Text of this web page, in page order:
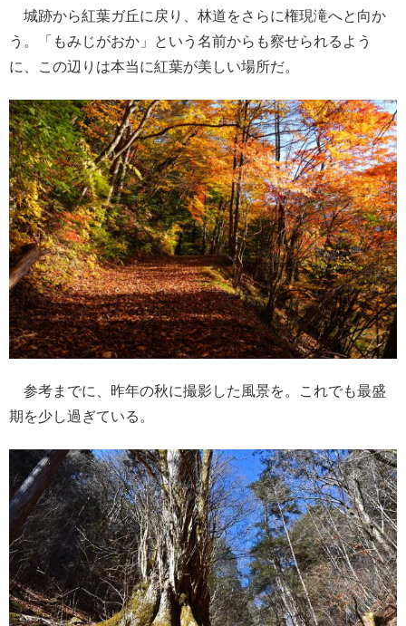
城跡から紅葉ガ丘に戻り、林道をさらに権現滝へと向か
う。「もみじがおか」という名前からも察せられるよう
に、この辺りは本当に紅葉が美しい場所だ。
参考までに、昨年の秋に撮影した風景を。これでも最盛
期を少し過ぎている。